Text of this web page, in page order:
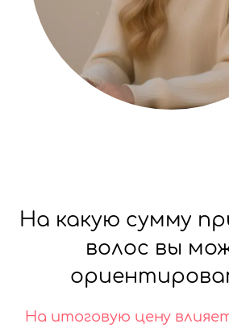
На какую сумму
волос вы
На итоговую цену